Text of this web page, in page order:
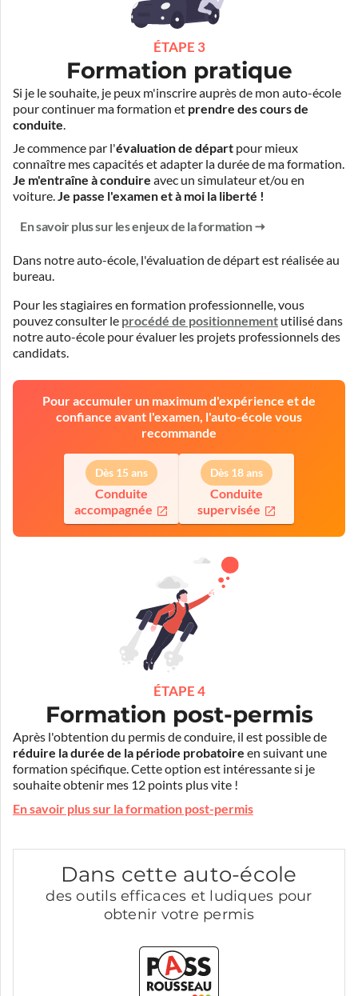
ÉTAPE 3
Formation pratique
Si je le souhaite, je peux m'inscrire auprès de mon auto-école
pour continuer ma formation et prendre des cours de
conduite.
Je commence par l'évaluation de départ pour mieux
connaître mes capacités et adapter la durée de ma formation.
Je m'entraîne à conduire avec un simulateur et/ou en
voiture.Je passe l'examen et à moi la liberté !
En savoir plus sur les enjeux de la formation
Dans notre auto-école, l'évaluation de départ est réaliséeau
bureau.
Pour les stagiaires en formation professionnelle, vous
pouvez consulter le procédé de positionnement utilisé dans
notre auto-école pour évaluer les projets professionnels des
candidats.
Pour accumuler un maximum d'expérience et de
confiance avant l'examen, l'auto-école vous
recommande
Dès 15 ans
Conduite
accompagnée
Dès 18 ans
Conduite
supervisée
ÉTAPE 4
Formation post-permis
Après l'obtention du permis de conduire, il est possible de
réduire la durée de la période probatoire en suivant une
formation spécifique. Cette option est intéressante si je
souhaite obtenir mes 12 points plus vite !
En savoir plus sur la formation post-permis
Dans cette auto-école
des outils efficaces et ludiques pour
obtenir votre permis